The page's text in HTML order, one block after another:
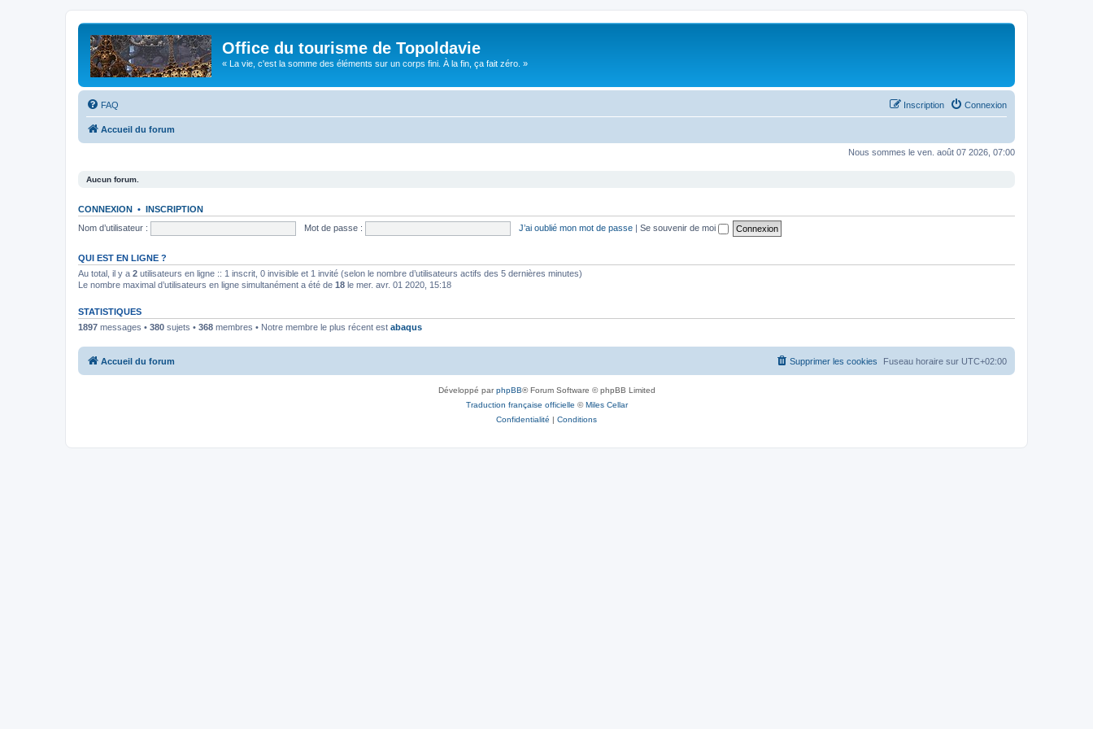
Office du tourisme de Topoldavie
« La vie, c'est la somme des éléments sur un corps fini. À la fin, ça fait zéro. »
FAQ Connexion
Inscription
Accueil du forum
Nous sommes le ven. août 07 2026, 07:00
Aucun forum.
CONNEXION • INSCRIPTION
Nom d’utilisateur :
Mot de passe : J’ai oublié mon mot de passe | Se souvenir de moi
QUI EST EN LIGNE ?
Au total, il y a 2 utilisateurs en ligne :: 1 inscrit, 0 invisible et 1 invité (selon le nombre d’utilisateurs actifs des 5 dernières minutes)
Le nombre maximal d’utilisateurs en ligne simultanément a été de 18 le mer. avr. 01 2020, 15:18
STATISTIQUES
1897 messages • 380 sujets • 368 membres • Notre membre le plus récent est abaqus
Accueil du forum Fuseau horaire sur UTC+02:00
Supprimer les cookies
Développé parphpBB® Forum Software © phpBB Limited
Traduction française officielle ©Miles Cellar
Confidentialité | Conditions